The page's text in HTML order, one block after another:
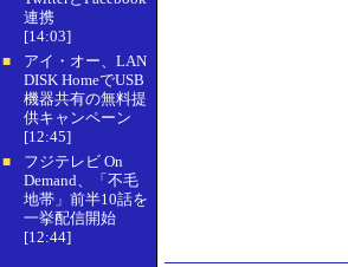
連携
[14:03]
■
アイ・オー、LAN
DISK HomeでUSB
機器共有の無料提
供キャンペーン
[12:45]
■
フジテレビ On
Demand、「不毛
地帯」前半10話を
一挙配信開始
[12:44]